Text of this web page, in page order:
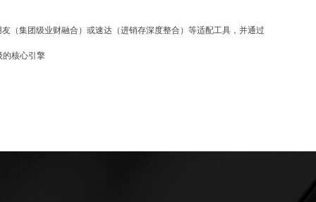
（集团级业财融合）或速达（进销存深度整合）等适配工具，并通过
的核心引擎